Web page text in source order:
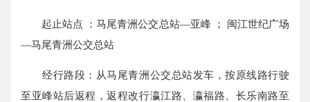
起止站点 ：马尾青洲公交总站—亚峰 ； 闽江世纪广场
—马尾青洲公交总站
经行路段：从马尾青洲公交总站发车，按原线路行驶
至亚峰站后返程，返程改行瀛江路、瀛福路、长乐南路至